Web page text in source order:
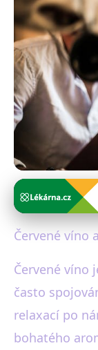
Vliv alkoholu a
· 4
Červené víno a
Červené víno
často
relaxací po
bohatého